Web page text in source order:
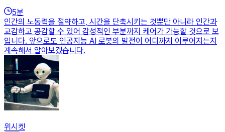
5분
인간의 노동력을 절약하고, 시간을 단축시키는 것뿐만 아니라 인간과
교감하고 공감할 수 있어 감성적인 부분까지 케어가 가능할 것으로 보
입니다. 앞으로도 인공지능 AI 로봇의 발전이 어디까지 이루어지는지
계속해서 알아보겠습니다.
위시켓